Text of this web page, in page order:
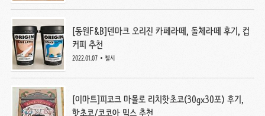
[동원F&B]덴마크 오리진 카페라떼, 돌체라떼 후기, 컵
커피 추천
2022.01.07 첼시
[이마트]피코크 마몰로 리치핫초코(30gx30포) 후기,
핫초코/코코아 믹스 추천